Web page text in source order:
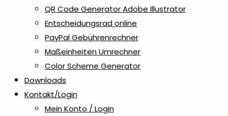
QR Code Generator Adobe Illustrator
Entscheidungsrad online
PayPal Gebührenrechner
Maßeinheiten Umrechner
Color Scheme Generator
Downloads
Kontakt/Login
Mein Konto / Login